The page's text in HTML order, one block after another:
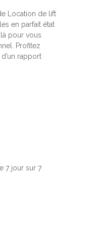
Location de lift
en parfait état
pour vous
Profitez
rapport
7 jour sur 7